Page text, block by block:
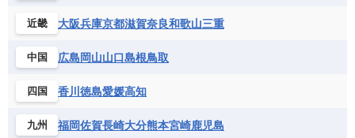
近畿 大阪兵庫京都滋賀奈良和歌山三重
中国 広島岡山山口島根鳥取
四国 香川 徳島愛媛高知
九州 福岡佐賀長崎大分熊本宮崎鹿児島